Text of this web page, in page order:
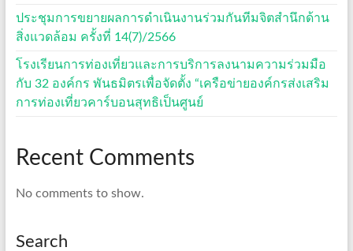
ประชุมการขยายผลการดำเนินงานร่วมกันทีมจิตสำนึกด้าน
สิ่งแวดล้อม ครั้งที่ 14(7)/2566
โรงเรียนการท่องเที่ยวและการบริการลงนามความร่วมมือ
กับ 32 องค์กร พันธมิตรเพื่อจัดตั้ง “เครือข่ายองค์กรส่งเสริม
การท่องเที่ยวคาร์บอนสุทธิเป็นศูนย์
Recent Comments
No comments to show.
Search